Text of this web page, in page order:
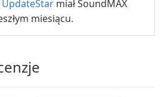
UpdateStar miał SoundMAX
miesiącu.